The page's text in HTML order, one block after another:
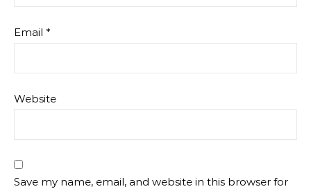
Email *
Website
Save my name, email, and website in this browser for